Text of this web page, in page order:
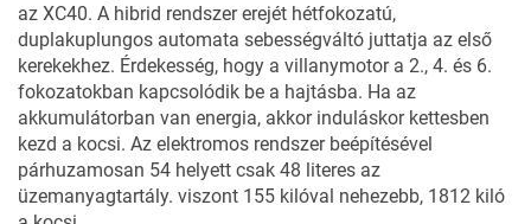
az XC40. A hibrid rendszer erejét hétfokozatú,
duplakuplungos automata sebességváltó juttatja az első
kerekekhez. Érdekesség, hogy a villanymotor a 2., 4. és 6.
fokozatokban kapcsolódik be a hajtásba. Ha az
akkumulátorban van energia, akkor induláskor kettesben
kezd a kocsi. Az elektromos rendszer beépítésével
párhuzamosan 54 helyett csak 48 literes az
üzemanyagtartály. viszont 155 kilóval nehezebb, 1812 kiló